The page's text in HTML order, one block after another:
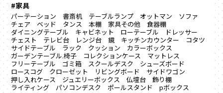
#家具
パーテーション 書斎机 テーブルランプ オットマン
ソファ
チェア
ベッド タンス 本棚 家具その他
食器棚
ダイニングテーブル
キャビネット ローテーブル
ドレッサー
チェスト
テレビ台 レンジ台 鏡 キッチンカウンター
コタツ
サイドテーブル
ラック クッション
カラーボックス
ガーデンテーブル.椅子
コレクションケース
マットレス
フリーテーブル
ゴミ箱 スクールデスク
シューズボード
ロースコグ
クローゼット リビングボード
サイドワゴン
押し入れケース
ジュエリーボックス 仏壇台
飾り棚
ライティング
パソコンデスク ポールスタンド pボックス